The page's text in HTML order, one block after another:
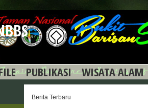
PUBLIKASI WISATA ALAM
Berita Terbaru